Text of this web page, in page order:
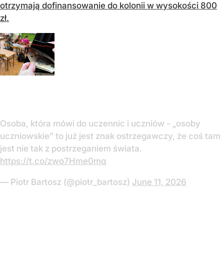
otrzymają dofinansowanie do kolonii w wysokości 800
zł.
Osoba, która mówi do uczennic i uczniów - „osoby
uczniowskie” to już jest znak ostrzegawczy, że coś tam
jest nie tak z postrzeganiem świata.
https://t.co/zwo7Hme0mq
— Piotr Bartosz (@piotr_bartosz) June 11, 2026